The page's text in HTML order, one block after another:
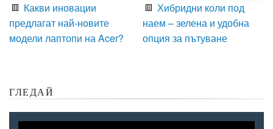
Какви иновации
предлагат най-новите
модели лаптопи на Acer?
Хибридни коли под
наем – зелена и удобна
опция за пътуване
ГЛЕДАЙ